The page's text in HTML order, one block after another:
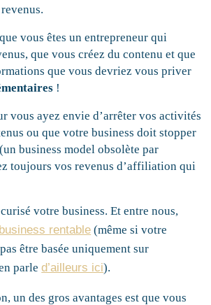
vous êtes un entrepreneur qui
que vous créez du contenu et que
que vous devriez vous priver
!
vous ayez envie d’arrêter vos activités
ou que votre business doit stopper
business model obsolète par
toujours vos revenus d’affiliation qui
votre business. Et entre nous,
rentable (même si votre
être basée uniquement sur
parled’ailleurs ici).
un des gros avantages est que vous